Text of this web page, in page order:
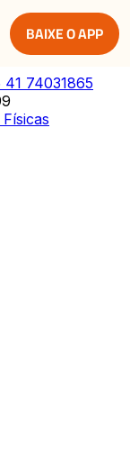
BAIXE O APP
41 74031865